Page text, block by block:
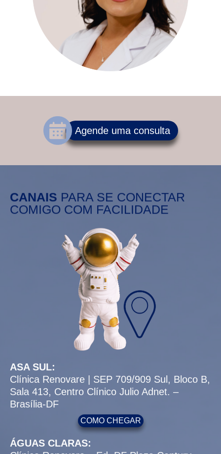
Agende uma consulta
CANAIS PARA SE CONECTAR
COMIGO COM FACILIDADE
Clínica Renovare | SEP 709/909 Sul, Bloco B,
Sala 413, Centro Clínico Julio Adnet. –
Brasília-DF
COMO CHEGAR
ÁGUAS CLARAS:
Clínica Renovare – Ed. DF Plaza Century –